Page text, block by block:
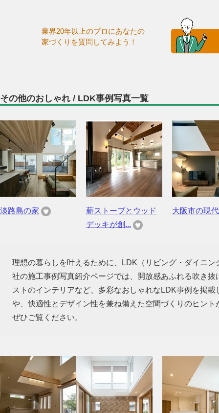
業界20年以上のプロにあなたの
家づくりを質問してみよう！
その他のおしゃれ / LDK事例写真一覧
淡路島の家
薪ストーブとウッド
デッキが創...
大阪市の現
理想の暮らしを叶えるために、LDK（リビング・ダイニ
社の施工事例写真紹介ページでは、開放感あふれる吹き
ストのインテリアなど、多彩なおしゃれなLDK事例を掲
や、快適性とデザイン性を兼ね備えた空間づくりのヒン
ぜひご覧ください。